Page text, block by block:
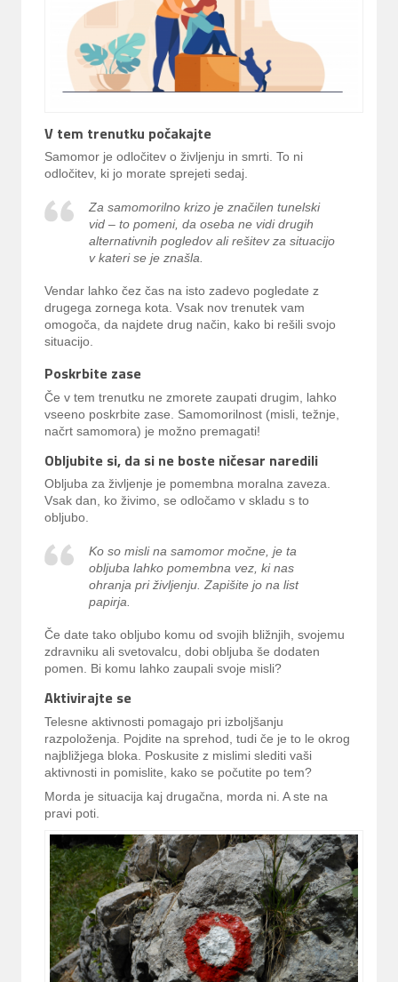
V tem trenutku počakajte
Samomor je odločitev o življenju in smrti. To ni
odločitev, ki jo morate sprejeti sedaj.
Za samomorilno krizo je značilen tunelski
vid – to pomeni, da oseba ne vidi drugih
alternativnih pogledov ali rešitev za situacijo
v kateri se je znašla.
Vendar lahko čez čas na isto zadevo pogledate z
drugega zornega kota. Vsak nov trenutek vam
omogoča, da najdete drug način, kako bi rešili svojo
situacijo.
Poskrbite zase
Če v tem trenutku ne zmorete zaupati drugim, lahko
vseeno poskrbite zase. Samomorilnost (misli, težnje,
načrt samomora) je možno premagati!
Obljubite si, da si ne boste ničesar naredili
Obljuba za življenje je pomembna moralna zaveza.
Vsak dan, ko živimo, se odločamo v skladu s to
obljubo.
Ko so misli na samomor močne, je ta
obljuba lahko pomembna vez, ki nas
ohranja pri življenju. Zapišite jo na list
papirja.
Če date tako obljubo komu od svojih bližnjih, svojemu
zdravniku ali svetovalcu, dobi obljuba še dodaten
pomen. Bi komu lahko zaupali svoje misli?
Aktivirajte se
Telesne aktivnosti pomagajo pri izboljšanju
razpoloženja. Pojdite na sprehod, tudi če je to le okrog
najbližjega bloka. Poskusite z mislimi slediti vaši
aktivnosti in pomislite, kako se počutite po tem?
Morda je situacija kaj drugačna, morda ni. A ste na
pravi poti.